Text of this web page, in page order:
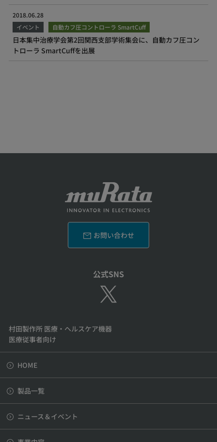
2018.06.28
イベント
自動カフ圧コントローラ SmartCuff
日本集中治療学会第2回関西支部学術集会に、自動カフ圧コン
トローラ SmartCuffを出展
お問い合わせ
公式SNS
村田製作所 医療・ヘルスケア機器
医療従事者向け
HOME
製品一覧
ニュース＆イベント